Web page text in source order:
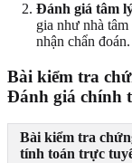
Đánh giá tâm
gia như nhà
nhận chẩn đoán.
Bài kiểm tra
Đánh giá chính
Bài kiểm tra
tính toán trực